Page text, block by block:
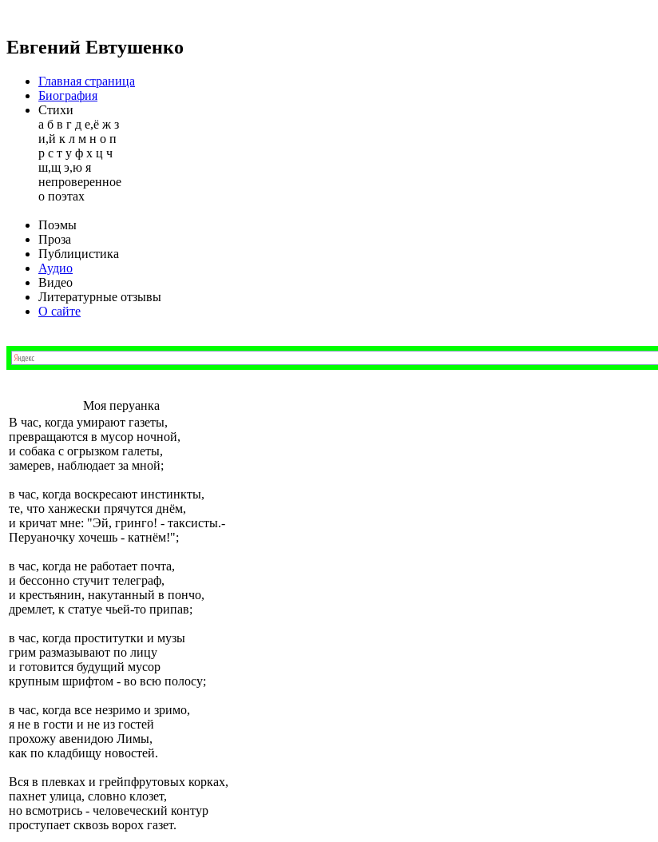
Евгений Евтушенко
Главная страница
Биография
Стихи
а б в г д е,ё ж з
и,й к л м н о п
р с т у ф х ц ч
ш,щ э,ю я
непроверенное
о поэтах
Поэмы
Проза
Публицистика
Аудио
Видео
Литературные отзывы
О сайте
Моя перуанка
В час, когда умирают газеты,
превращаются в мусор ночной,
и собака с огрызком галеты,
замерев, наблюдает за мной;
в час, когда воскресают инстинкты,
те, что ханжески прячутся днём,
и кричат мне: "Эй, гринго! - таксисты.-
Перуаночку хочешь - катнём!";
в час, когда не работает почта,
и бессонно стучит телеграф,
и крестьянин, накутанный в пончо,
дремлет, к статуе чьей-то припав;
в час, когда проститутки и музы
грим размазывают по лицу
и готовится будущий мусор
крупным шрифтом - во всю полосу;
в час, когда все незримо и зримо,
я не в гости и не из гостей
прохожу авенидою Лимы,
как по кладбищу новостей.
Вся в плевках и грейпфрутовых корках,
пахнет улица, словно клозет,
но всмотрись - человеческий контур
проступает сквозь ворох газет.